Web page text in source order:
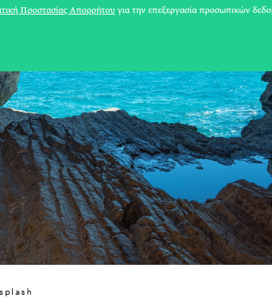
Προστασίας Απορρήτουγια την επεξεργασία προσωπικών